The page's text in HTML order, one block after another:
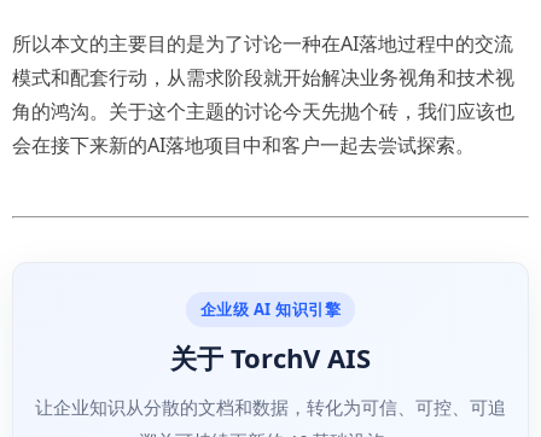
所以本文的主要目的是为了讨论一种在AI落地过程中的交流
模式和配套行动，从需求阶段就开始解决业务视角和技术视
角的鸿沟。关于这个主题的讨论今天先抛个砖，我们应该也
会在接下来新的AI落地项目中和客户一起去尝试探索。
企业级 AI 知识引擎
关于 TorchV AIS
让企业知识从分散的文档和数据，转化为可信、可控、可追